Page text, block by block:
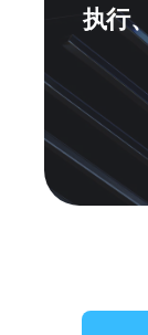
执行